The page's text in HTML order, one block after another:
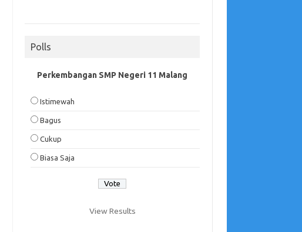
Polls
Perkembangan SMP Negeri 11 Malang
Istimewah
Bagus
Cukup
Biasa Saja
View Results